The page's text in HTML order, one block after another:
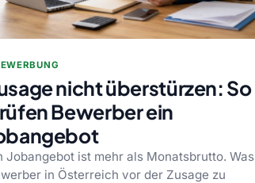
nicht überstürzen: So
Bewerber ein
Jobangebot ist mehr als Monatsbrutto. Was
in Österreich vor der Zusage zu